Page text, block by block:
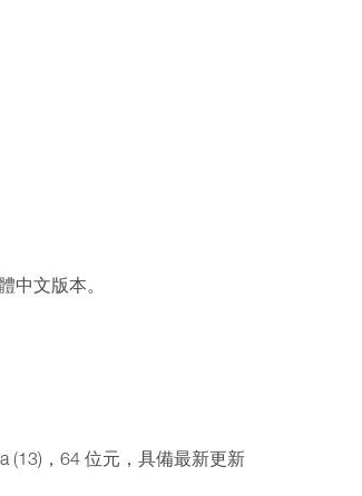
中文版本。
(13)，64 位元，具備最新更新